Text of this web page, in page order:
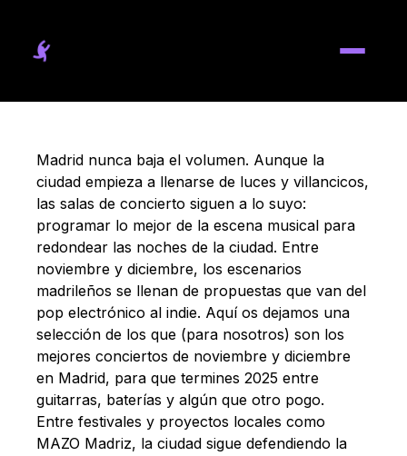
Madrid nunca baja el volumen. Aunque la
ciudad empieza a llenarse de luces y villancicos,
las salas de concierto siguen a lo suyo:
programar lo mejor de la escena musical para
redondear las noches de la ciudad. Entre
noviembre y diciembre, los escenarios
madrileños se llenan de propuestas que van del
pop electrónico al indie. Aquí os dejamos una
selección de los que (para nosotros) son los
mejores conciertos de noviembre y diciembre
en Madrid, para que termines 2025 entre
guitarras, baterías y algún que otro pogo.
Entre festivales y proyectos locales como
MAZO Madriz, la ciudad sigue defendiendo la